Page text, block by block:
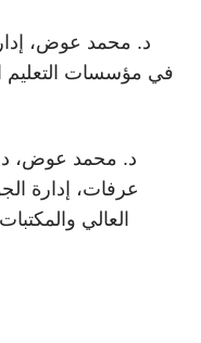
في مؤسسات التعليم
عرفات، إدارة
العالي